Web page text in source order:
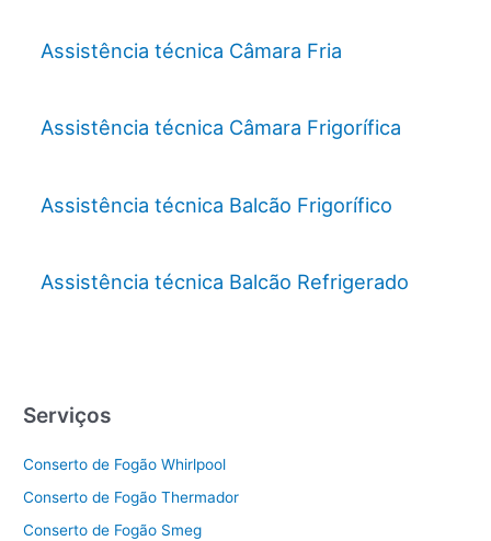
Assistência técnica Câmara Fria
Assistência técnica Câmara Frigorífica
Assistência técnica Balcão Frigorífico
Assistência técnica Balcão Refrigerado
Serviços
Conserto de Fogão Whirlpool
Conserto de Fogão Thermador
Conserto de Fogão Smeg